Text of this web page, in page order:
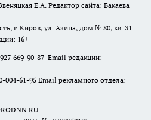
Е.А. Редактор сайта: Бакаева
г. Киров, ул. Азина, дом № 80, кв. 31
16+
669-90-87 Email редакции:
004-61-95 Email рекламного отдела: